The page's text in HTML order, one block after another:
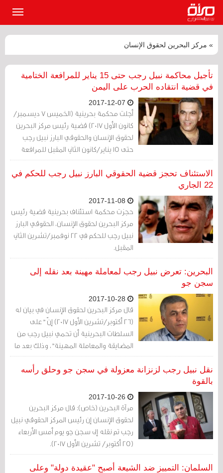
» مركز البحرين لحقوق الإنسان
تأجيل محاكمة نبيل رجب حتى 15 يناير للمرافعة الختامية
في قضية انتقاده الحرب على اليمن
أجلت محكمة بحرينية (الخميس 7 ديسمبر/
كانون الأول 2017) قضية رئيس مركز البحرين
لحقوق الإنسان والحقوقي البارز نبيل رجب
حتى 15 يناير/كانون الثاني المقبل للمرافعة
الختامية.
الاستئناف تحجز قضية الحقوقي البارز نبيل رجب للحكم في
22 الجاري
حجزت محكمة استئناف بحرينية قضية رئيس
مركز البحرين لحقوق الإنسان، الحقوقي البارز
نبيل رجب للحكم في 22 نوفمبر/تشرين الثاني
المقبل.
البحرين: تعرض نبيل رجب لمعاملة مهينة بعد نقله إلى
سجن جو
قال مركز البحرين لحقوق الإنسان في بيان له
(26 أكتوبر/تشرين الأول 2017) إنّ "على
السلطات البحرينية أن تحمي نبيل رجب من
المضايقة والمعاملة المهينة"، وذلك بعد ما
تعرض له في سجن جو المركزي يوم أمس
الأول.
نقل نبيل رجب لزنزانة معزولة في سجن جو وحلق رأسه
بالقوة
مرآة البحرين (خاص): قال مركز البحرين
لحقوق الإنسان إن رئيس المركز الحقوقي نبيل
رجب تم نقله إلى سجن جو يوم أمس الأربعاء
(25 أكتوبر/ تشرين الأول 2017).
السلمان: التمييز ضد الشيعة أصبح "عقيدة دولة" وعلى